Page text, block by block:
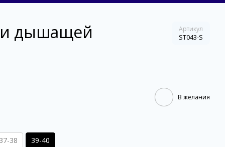
и дышащей
Артикул
ST043-S
В желания
37-38 39-40